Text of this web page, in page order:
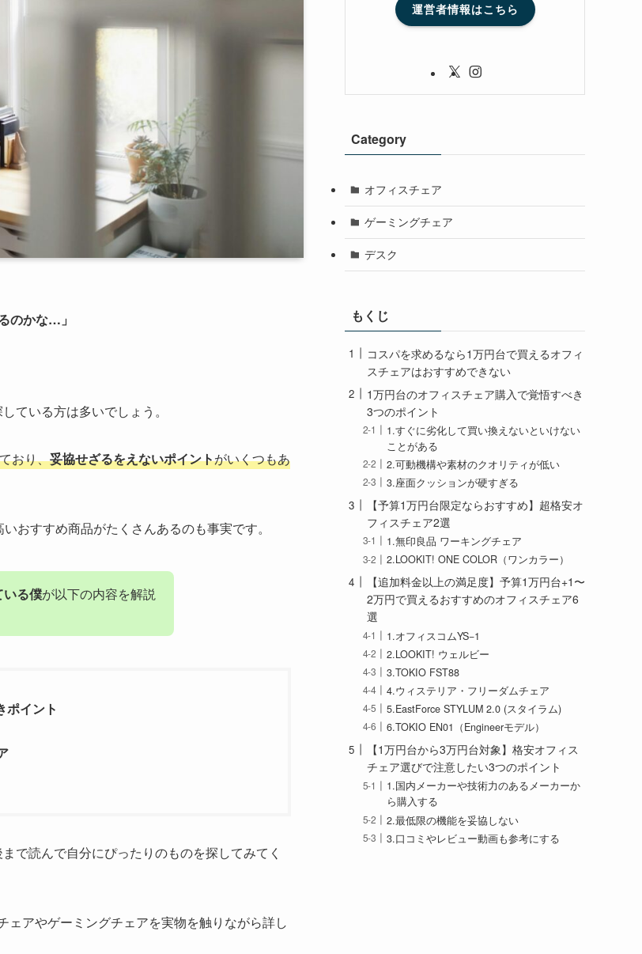
のかな…」
ている方は多いでしょう。
おり、妥協せざるをえないポイントがいくつもあ
おすすめ商品がたくさんあるのも事実です。
いる僕が以下の内容を解説
ポイント
で読んで自分にぴったりのものを探してみてく
ェアやゲーミングチェアを実物を触りながら詳し
運営者情報はこちら
Category
オフィスチェア
ゲーミングチェア
デスク
もくじ
コスパを求めるなら1万円台で買えるオフィ
スチェアはおすすめできない
1万円台のオフィスチェア購入で覚悟すべき
3つのポイント
1.すぐに劣化して買い換えないといけない
ことがある
2.可動機構や素材のクオリティが低い
3.座面クッションが硬すぎる
【予算1万円台限定ならおすすめ】超格安オ
フィスチェア2選
1.無印良品 ワーキングチェア
2.LOOKIT! ONE COLOR（ワンカラー）
【追加料金以上の満足度】予算1万円台+1〜
2万円で買えるおすすめのオフィスチェア6
選
1.オフィスコムYS−1
2.LOOKIT! ウェルビー
3.TOKIO FST88
4.ウィステリア・フリーダムチェア
5.EastForce STYLUM 2.0 (スタイラム)
6.TOKIO EN01（Engineerモデル）
【1万円台から3万円台対象】格安オフィス
チェア選びで注意したい3つのポイント
1.国内メーカーや技術力のあるメーカーか
ら購入する
2.最低限の機能を妥協しない
3.口コミやレビュー動画も参考にする